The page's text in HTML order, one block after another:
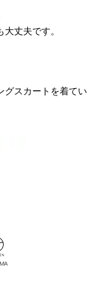
丈夫です。
グスカートを着てい